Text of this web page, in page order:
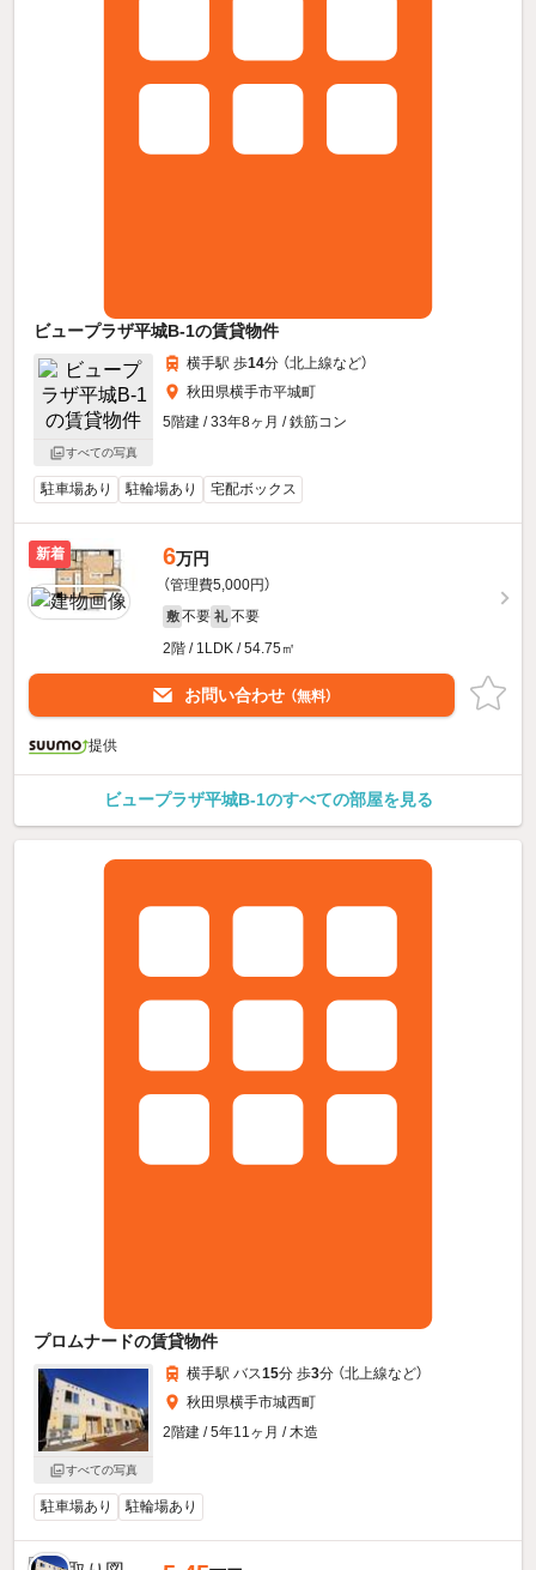
ビュープラザ平城B-1の賃貸物件
すべての写真
横手駅 歩14分 （北上線など）
秋田県横手市平城町
5階建 / 33年8ヶ月 / 鉄筋コン
駐車場あり 駐輪場あり 宅配ボックス
新着 6万円
（管理費5,000円）
敷 不要 礼 不要
2階 / 1LDK / 54.75㎡
お問い合わせ （無料）
提供
ビュープラザ平城B-1のすべての部屋を見る
プロムナードの賃貸物件
すべての写真
横手駅 バス15分 歩3分 （北上線など）
秋田県横手市城西町
2階建 / 5年11ヶ月 / 木造
駐車場あり 駐輪場あり